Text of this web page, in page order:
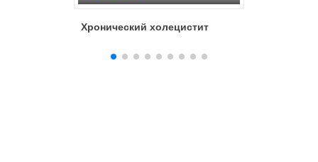
Хронический холецистит